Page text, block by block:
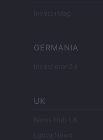
InvestirMag
GERMANIA
Investieren24
UK
News Hub UK
Lgbtq News